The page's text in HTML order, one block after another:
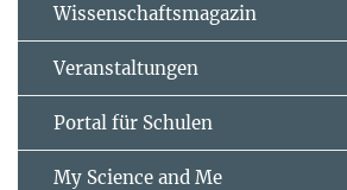
Wissenschaftsmagazin
Veranstaltungen
Portal für Schulen
My Science and Me